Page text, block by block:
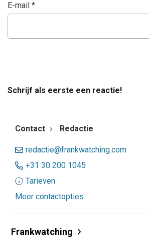
E-mail *
Schrijf als eerste een reactie!
Contact Redactie
redactie@frankwatching.com
+31 30 200 1045
Tarieven
Meer contactopties
Frankwatching